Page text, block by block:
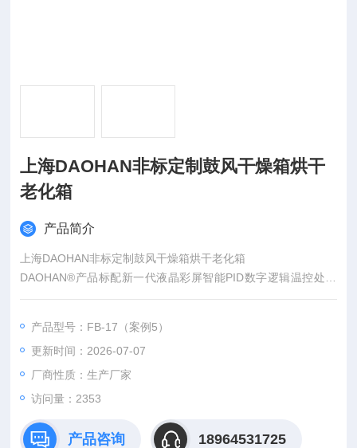
上海DAOHAN非标定制鼓风干燥箱烘干
老化箱
产品简介
上海DAOHAN非标定制鼓风干燥箱烘干老化箱
DAOHAN®产品标配新一代液晶彩屏智能PID数字逻辑温控处理
控制器，能高效快速达到设定值且运行稳定。液晶彩屏显示，示
产品型号：FB-17（案例5）
更新时间：2026-07-07
厂商性质：生产厂家
访问量：2353
产品咨询 18964531725